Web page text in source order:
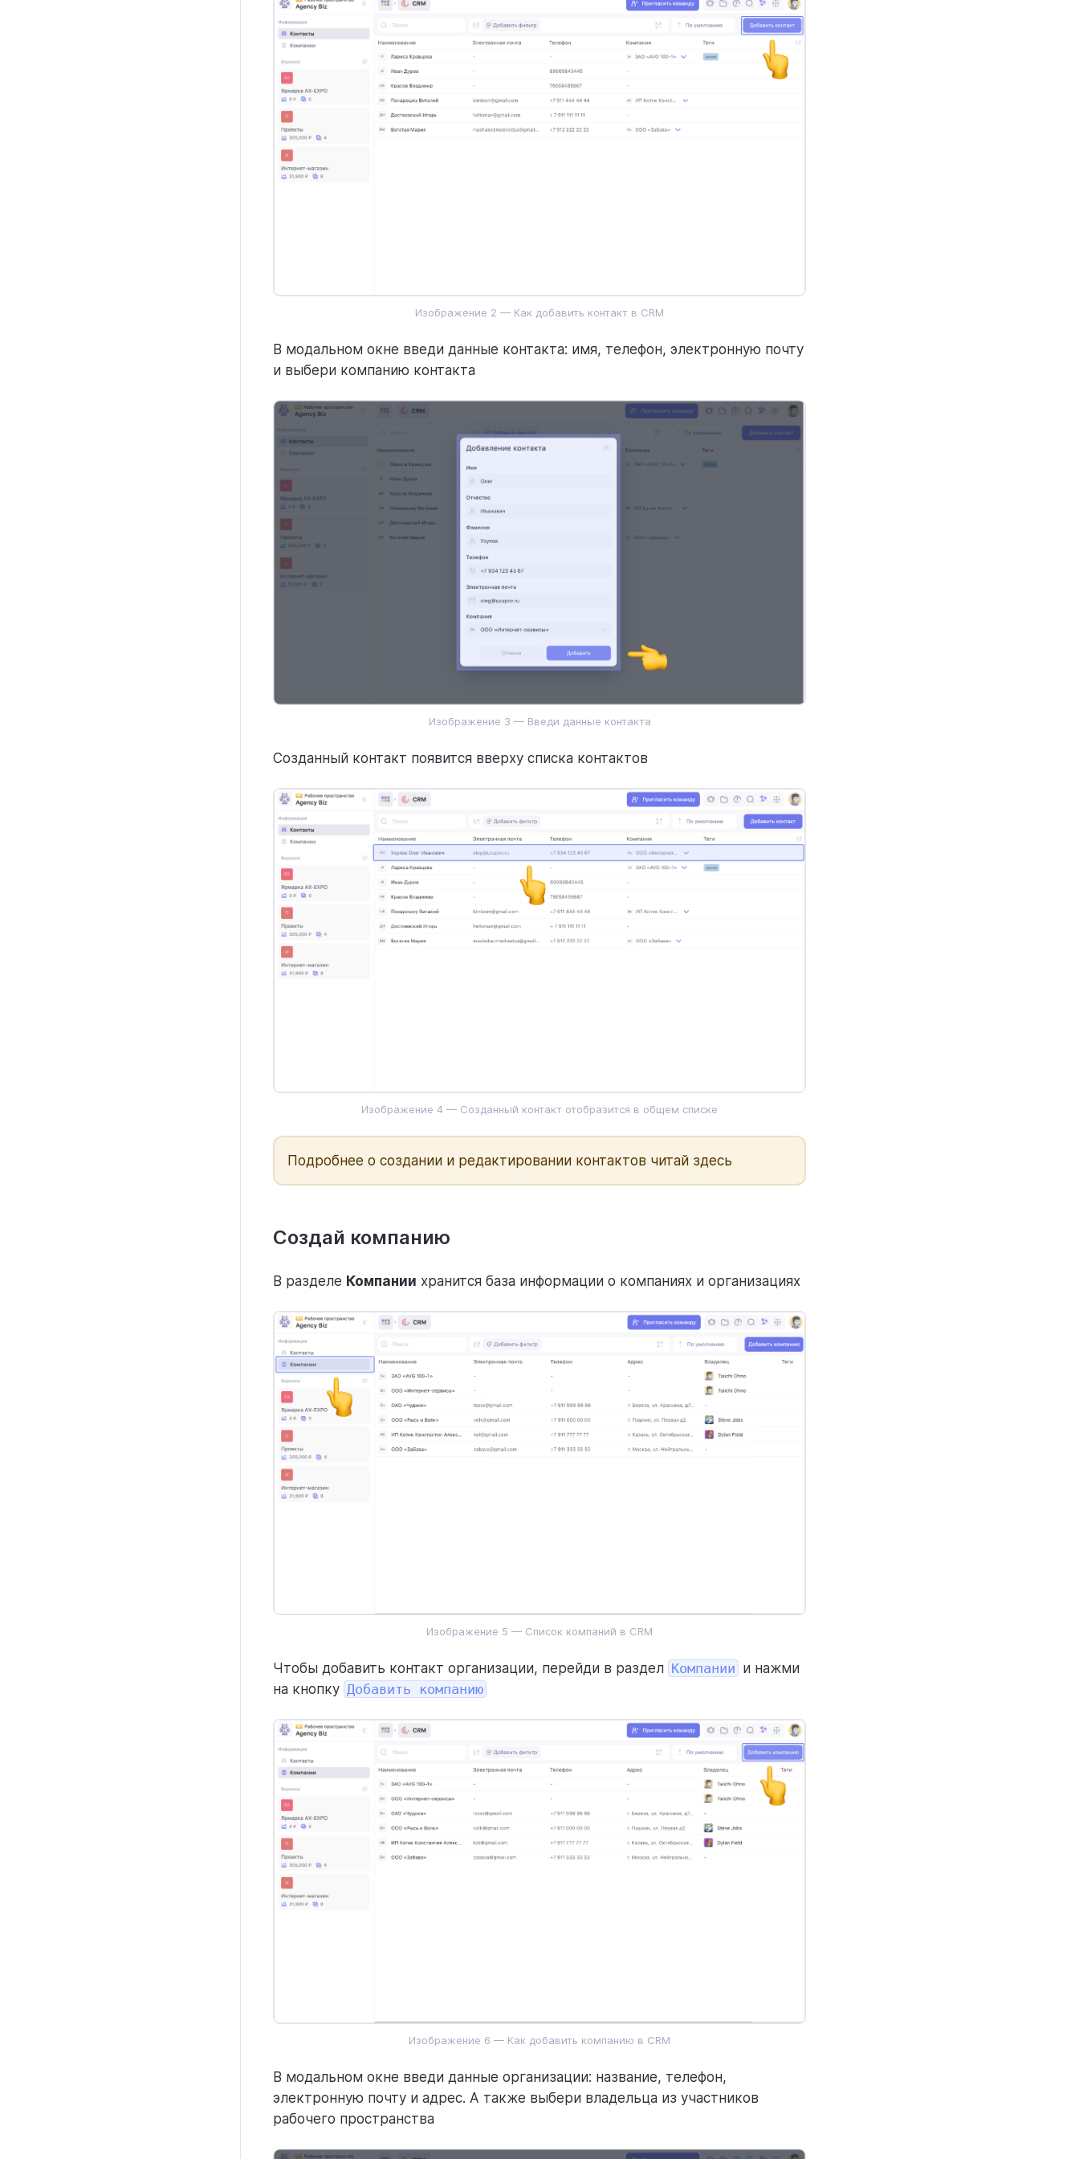
Изображение 2 — Как добавить контакт в CRM
В модальном окне введи данные контакта: имя, телефон, электронную почту
и выбери компанию контакта
Изображение 3 — Введи данные контакта
Созданный контакт появится вверху списка контактов
Изображение 4 — Созданный контакт отобразится в общем списке
Подробнее о создании и редактировании контактов читай здесь
Создай компанию
В разделе Компании хранится база информации о компаниях и организациях
Изображение 5 — Список компаний в CRM
Чтобы добавить контакт организации, перейди в раздел Компании и нажми
на кнопку Добавить компанию
Изображение 6 — Как добавить компанию в CRM
В модальном окне введи данные организации: название, телефон,
электронную почту и адрес. А также выбери владельца из участников
рабочего пространства